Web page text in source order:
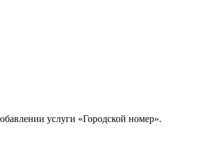
услуги «Городской номер».